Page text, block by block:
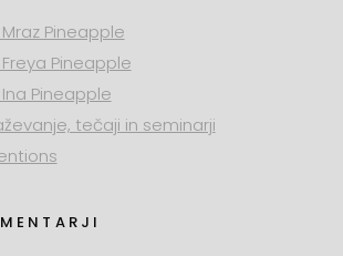
Pineapple
Pineapple
Pineapple
tečaji in seminarji